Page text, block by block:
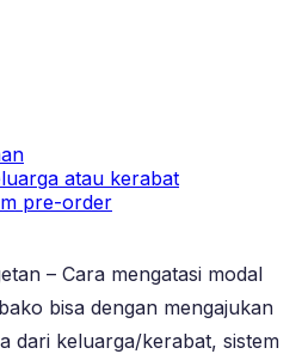
atau kerabat
pre-order
– Cara mengatasi modal
bisa dengan mengajukan
dari keluarga/kerabat, sistem